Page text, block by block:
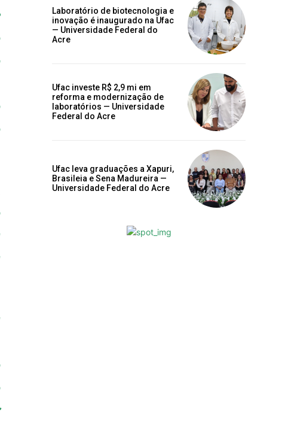
Laboratório de biotecnologia e
inovação é inaugurado na Ufac
— Universidade Federal do
Acre
Ufac investe R$ 2,9 mi em
reforma e modernização de
laboratórios — Universidade
Federal do Acre
Ufac leva graduações a Xapuri,
Brasileia e Sena Madureira —
Universidade Federal do Acre